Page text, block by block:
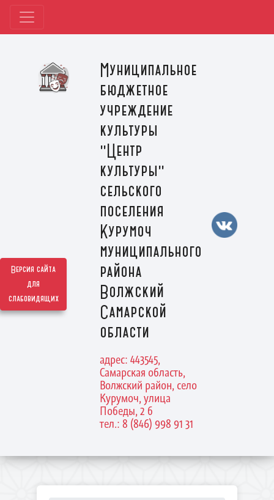
Версия сайта
для
слабовидящих
Муниципальное
бюджетное
учреждение
культуры
"Центр
культуры"
сельского
поселения
Курумоч
муниципального
района
Волжский
Самарской
области
адрес: 443545,
Самарская область,
Волжский район, село
Курумоч, улица
Победы, 2 б
тел.: 8 (846) 998 91 31